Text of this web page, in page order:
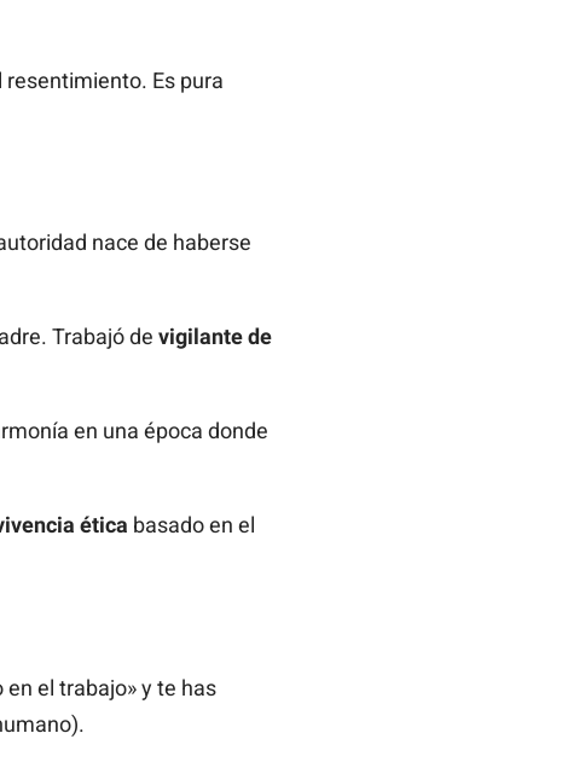
Es pura
nace de haberse
Trabajó de vigilante de
en una época donde
ética basado en el
el trabajo» y te has